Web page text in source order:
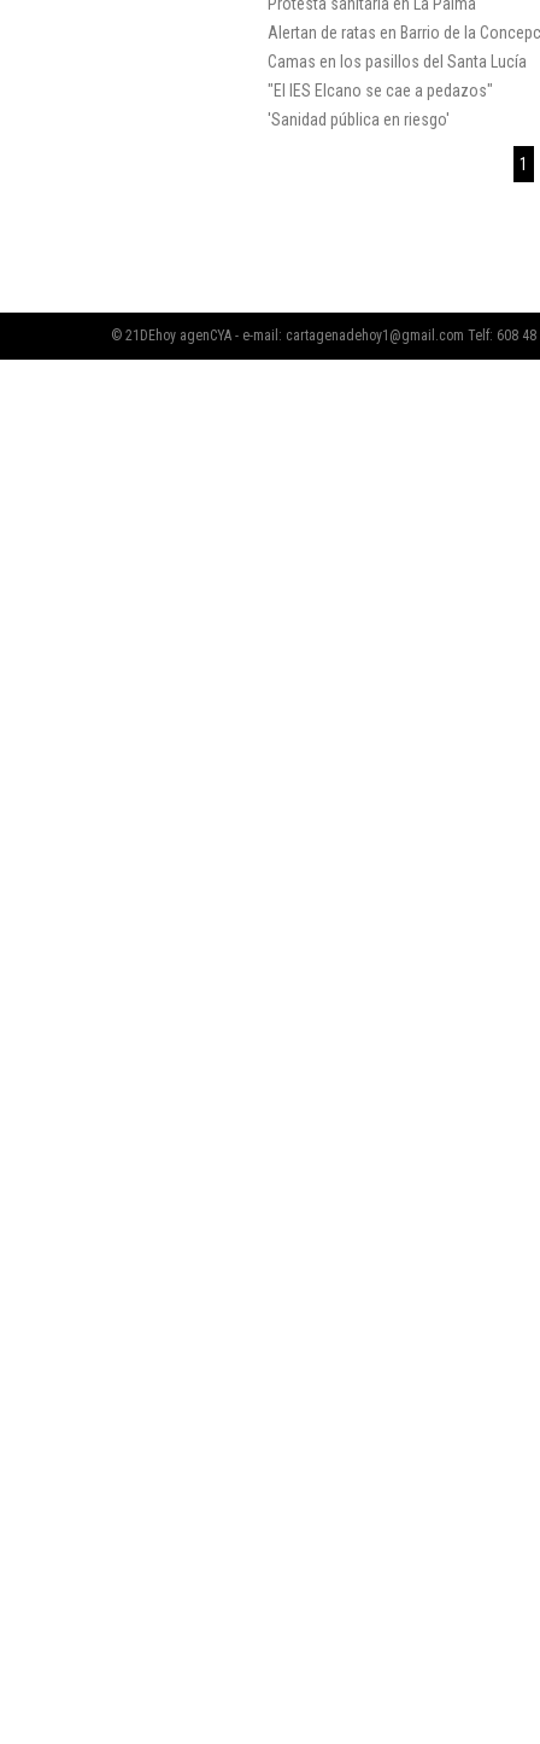
Alertan de ratas en Barrio de la
Camas en los pasillos del Santa Lucía
"El IES Elcano se cae a pedazos"
'Sanidad pública en riesgo'
1
© 21DEhoy agenCYA - e-mail: cartagenadehoy1@gmail.com Telf: 608 48